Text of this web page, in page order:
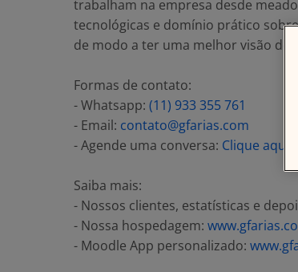
trabalham na empresa desde
tecnológicas e domínio prático
de modo a ter uma melhor visão
Formas de contato:
- Whatsapp: (11) 933 355 761
- Email: contato@gfarias.com
- Agende uma conversa: Clique aqui
Saiba mais:
- Nossos clientes, estatísticas e
- Nossa hospedagem:
- Moodle App personalizado: